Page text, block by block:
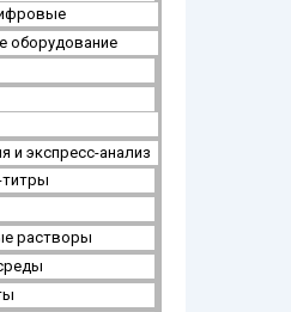
оборудование
и экспресс-анализ
титры
растворы